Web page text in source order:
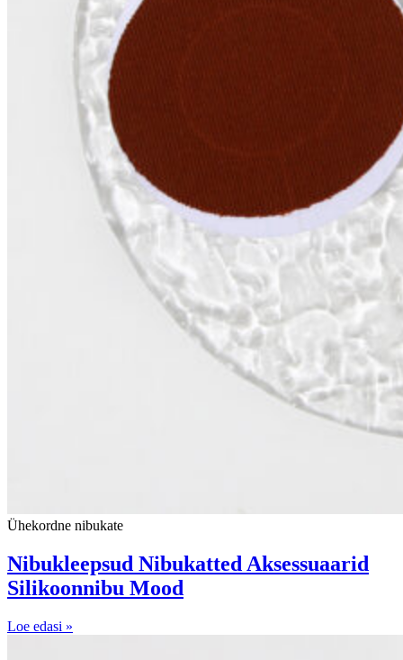
Ühekordne nibukate
Nibukleepsud Nibukatted Aksessuaarid
Silikoonnibu Mood
Loe edasi »